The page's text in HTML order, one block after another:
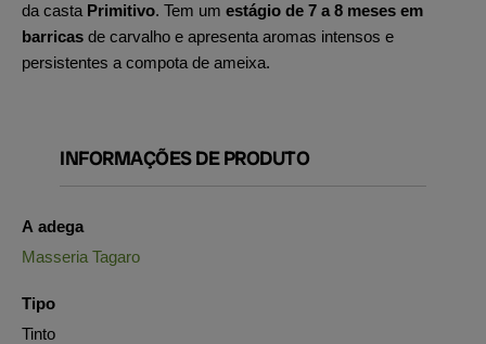
da casta Primitivo. Tem um estágio de 7 a 8 meses em
barricas de carvalho e apresenta aromas intensos e
persistentes a compota de ameixa.
INFORMAÇÕES DE PRODUTO
A adega
Masseria Tagaro
Tipo
Tinto